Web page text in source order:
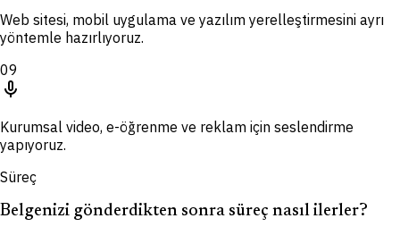
Web sitesi, mobil uygulama ve yazılım yerelleştirmesini ayrı
yöntemle hazırlıyoruz.
09
mic
Kurumsal video, e-öğrenme ve reklam için seslendirme
yapıyoruz.
Süreç
Belgenizi gönderdikten sonra süreç nasıl ilerler?